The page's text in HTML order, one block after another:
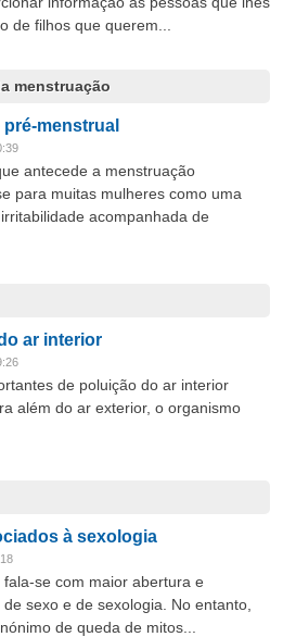
de filhos que querem...
menstruação
menstrual
antecede a menstruação
para muitas mulheres como uma
acompanhada de
ar interior
de poluição do ar interior
além do ar exterior, o organismo
à sexologia
fala-se com maior abertura e
sexo e de sexologia. No entanto,
de queda de mitos...